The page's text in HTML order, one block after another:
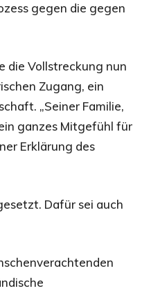
gegen die gegen
die Vollstreckung nun
Zugang, ein
„Seiner Familie,
ganzes Mitgefühl für
Erklärung des
Dafür sei auch